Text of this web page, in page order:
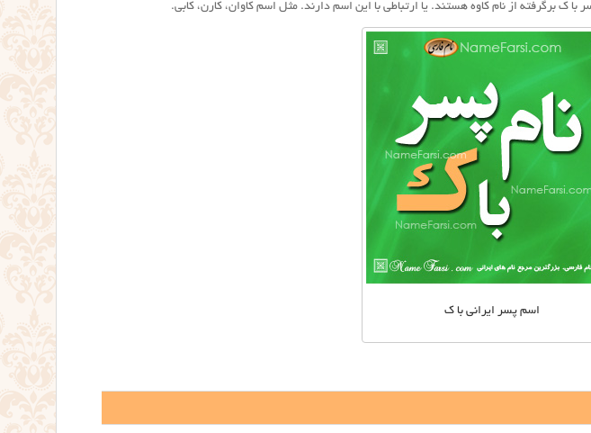
ک برگرفته از نام کاوه هستند. یا ارتباطی با این اسم دارند. مثل اسم کاوان، کارن، کابی.
اسم پسر ایرانی با ک